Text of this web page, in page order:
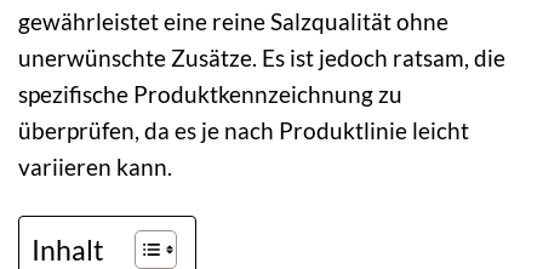
gewährleistet eine reine Salzqualität ohne
unerwünschte Zusätze. Es ist jedoch ratsam, die
spezifische Produktkennzeichnung zu
überprüfen, da es je nach Produktlinie leicht
variieren kann.
Inhalt